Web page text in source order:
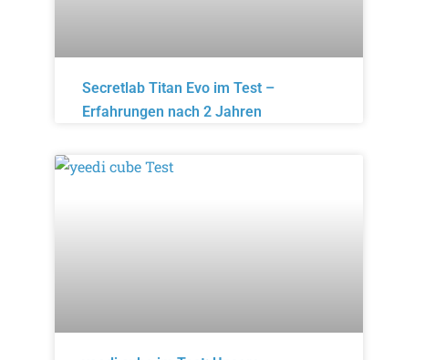
Secretlab Titan Evo im Test –
Erfahrungen nach 2 Jahren